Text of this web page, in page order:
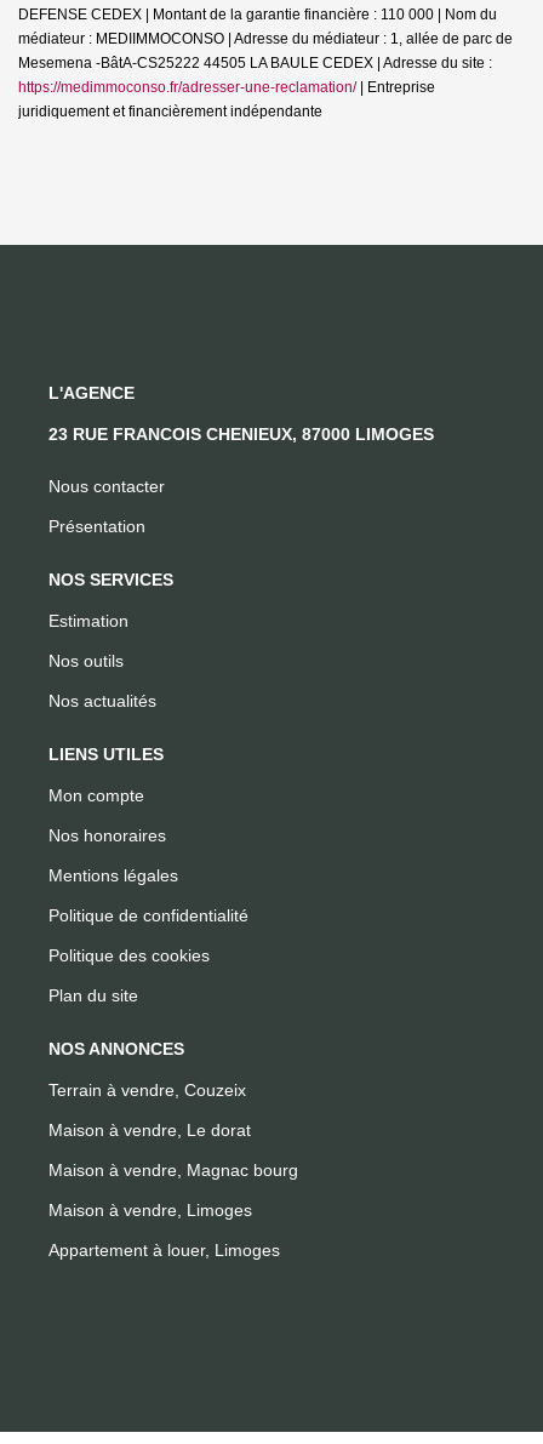
DEFENSE CEDEX | Montant de la garantie financière : 110 000 | Nom du
médiateur : MEDIIMMOCONSO | Adresse du médiateur : 1, allée de parc de
Mesemena -BâtA-CS25222 44505 LA BAULE CEDEX | Adresse du site :
https://medimmoconso.fr/adresser-une-reclamation/| Entreprise
juridiquement et financièrement indépendante
L'AGENCE
23 RUE FRANCOIS CHENIEUX, 87000 LIMOGES
Nous contacter
Présentation
NOS SERVICES
Estimation
Nos outils
Nos actualités
LIENS UTILES
Mon compte
Nos honoraires
Mentions légales
Politique de confidentialité
Politique des cookies
Plan du site
NOS ANNONCES
Terrain à vendre, Couzeix
Maison à vendre, Le dorat
Maison à vendre, Magnac bourg
Maison à vendre, Limoges
Appartement à louer, Limoges